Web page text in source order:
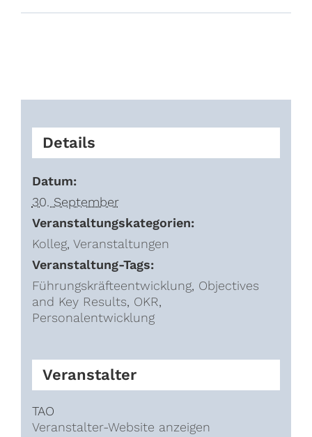
Details
Datum:
30. September
Veranstaltungskategorien:
Kolleg, Veranstaltungen
Veranstaltung-Tags:
Führungskräfteentwicklung, Objectives
and Key Results, OKR,
Personalentwicklung
Veranstalter
TAO
Veranstalter-Website anzeigen